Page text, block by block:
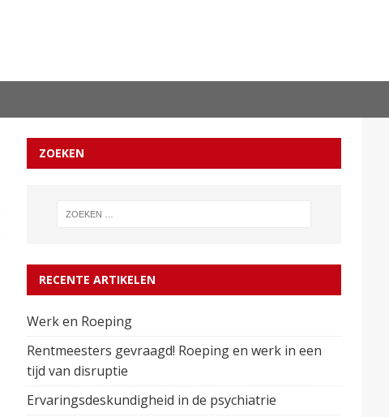
ZOEKEN
RECENTE ARTIKELEN
Werk en Roeping
Rentmeesters gevraagd! Roeping en werk in een
tijd van disruptie
Ervaringsdeskundigheid in de psychiatrie